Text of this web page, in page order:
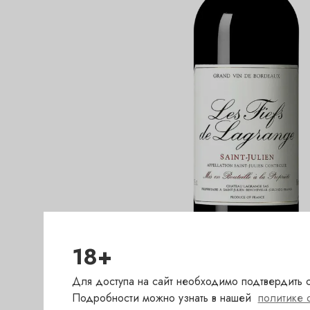
18+
Для доступа на сайт необходимо
Подробности можно узнать в нашей политике